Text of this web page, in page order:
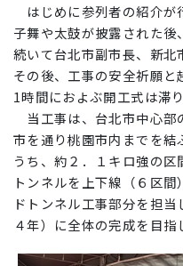
はじめに参列者の紹介が
子舞や太鼓が披露された後、
続いて台北市副市長、新北
その後、工事の安全祈願
1時間におよぶ開工式は滞
当工事は、台北市中心
市を通り桃園市内までを結
うち、約２．１キロ強の区
トンネルを上下線（６区
ドトンネル工事部分を担当
４年）に全体の完成を目指